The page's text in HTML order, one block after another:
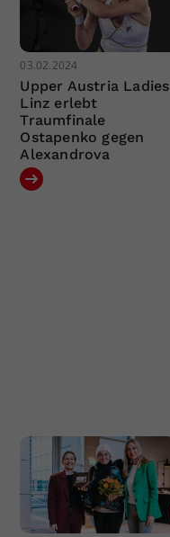
03.02.2024
Upper Austria Ladies
Linz erlebt
Traumfinale
Ostapenko gegen
Alexandrova